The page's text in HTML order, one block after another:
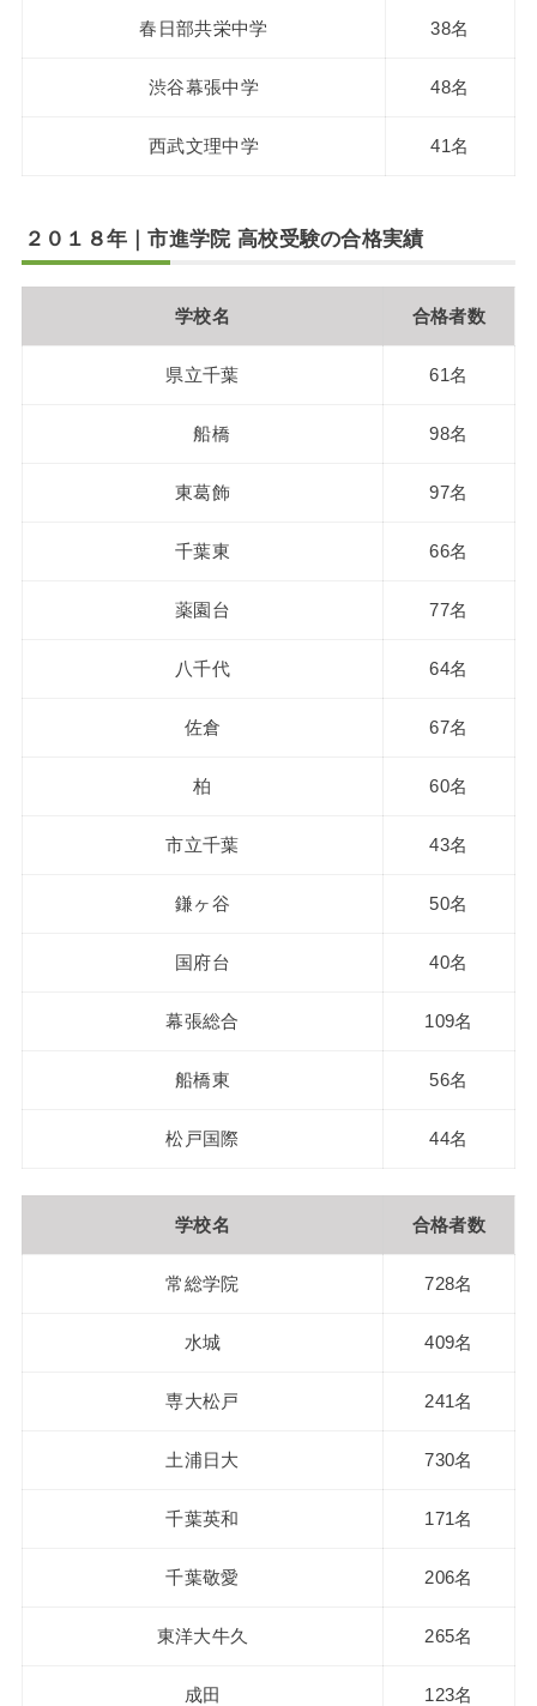
春日部共栄中学 38名
渋谷幕張中学 48名
西武文理中学 41名
２０１８年｜市進学院 高校受験の合格実績
学校名 合格者数
県立千葉 61名
船橋 98名
東葛飾 97名
千葉東 66名
薬園台 77名
八千代 64名
佐倉 67名
柏 60名
市立千葉 43名
鎌ヶ谷 50名
国府台 40名
幕張総合 109名
船橋東 56名
松戸国際 44名
学校名 合格者数
常総学院 728名
水城 409名
専大松戸 241名
土浦日大 730名
千葉英和 171名
千葉敬愛 206名
東洋大牛久 265名
成田 123名